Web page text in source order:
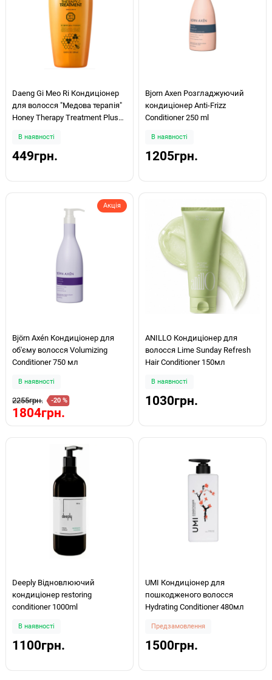
Daeng Gi Meo Ri Кондиціонер
для волосся "Медова терапія"
Honey Therapy Treatment Plus
В наявності
449грн.
Bjorn Axen Розгладжуючий
кондиціонер Anti-Frizz
Conditioner 250 ml
В наявності
1205грн.
Акція
Björn Axén Кондиціонер для
об'єму волосся Volumizing
Conditioner 750 мл
В наявності
2255грн. -20 %
1804грн.
ANILLO Кондиціонер для
волосся Lime Sunday Refresh
Hair Conditioner 150мл
В наявності
1030грн.
Deeply Відновлюючий
кондиціонер restoring
conditioner 1000ml
В наявності
1100грн.
UMI Кондиціонер для
пошкодженого волосся
Hydrating Conditioner 480мл
Предзамовлення
1500грн.